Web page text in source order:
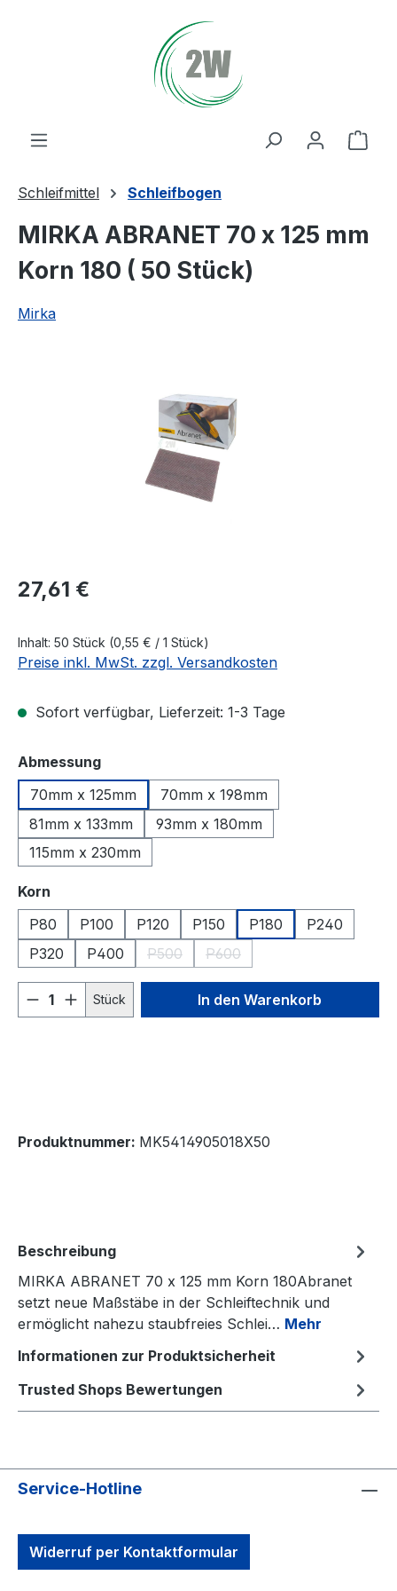
Schleifmittel Schleifbogen
MIRKA ABRANET 70 x 125 mm
Korn 180 ( 50 Stück)
Mirka
Regulärer Preis:
27,61 €
Inhalt: 50 Stück (0,55 € / 1 Stück)
Preise inkl. MwSt. zzgl. Versandkosten
Sofort verfügbar, Lieferzeit: 1-3 Tage
Abmessungauswählen
70mm x 125mm
70mm x 198mm
81mm x 133mm
93mm x 180mm
115mm x 230mm
Korn
P80
P100 P120 P150 P180
P240
P320
P400 P500
(Diese Option ist zurzeit nicht
P600
(Diese Option ist zurzeit
Produkt Anzahl: Gib den
Stück In den Warenkorb
Produktnummer: MK5414905018X50
Beschreibung
MIRKA ABRANET 70 x 125 mm Korn 180Abranet
setzt neue Maßstäbe in der Schleiftechnik und
ermöglicht nahezu staubfreies Schlei… Mehr
Informationen zur Produktsicherheit
Trusted Shops Bewertungen
Service-Hotline
Widerruf per Kontaktformular